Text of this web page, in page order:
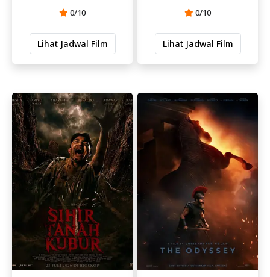
0/10
Lihat Jadwal Film
0/10
Lihat Jadwal Film